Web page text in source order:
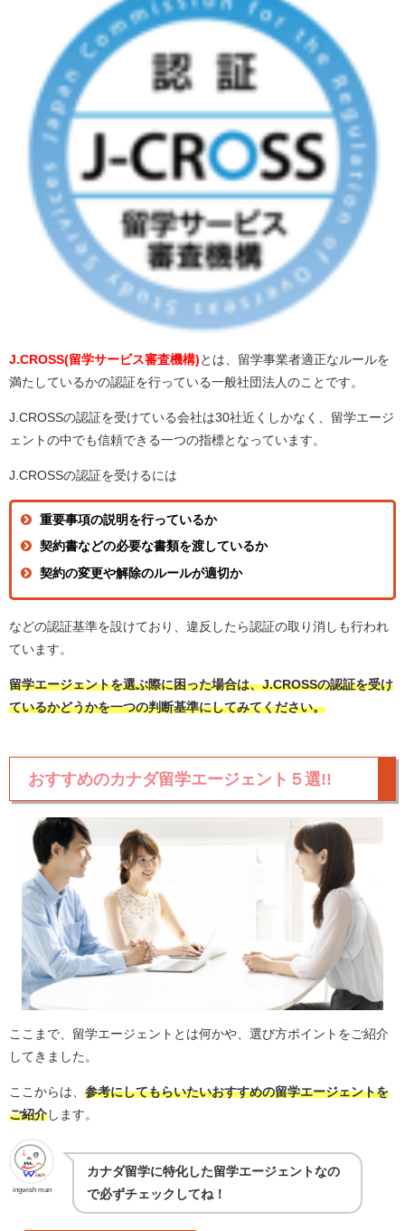
J.CROSS(留学サービス審査機構) とは、留学事業者適正なルールを
満たしているかの認証を行っている一般社団法人のことです。
J.CROSSの認証を受けている会社は30社近くしかなく、留学エージ
ェントの中でも信頼できる一つの指標となっています。
J.CROSSの認証を受けるには
重要事項の説明を行っているか
契約書などの必要な書類を渡しているか
契約の変更や解除のルールが適切か
などの認証基準を設けており、違反したら認証の取り消しも行われ
ています。
留学エージェントを選ぶ際に困った場合は、J.CROSSの認証を受け
ているかどうかを一つの判断基準にしてみてください。
おすすめのカナダ留学エージェント５選!!
ここまで、留学エージェントとは何かや、選び方ポイントをご紹介
してきました。
ここからは、 参考にしてもらいたいおすすめの留学エージェントを
ご紹介 します。
ingwish man
カナダ留学に特化した留学エージェントなの
で必ずチェックしてね！